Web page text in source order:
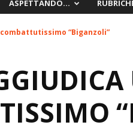
ASPETTANDO…
“Biganzoli”